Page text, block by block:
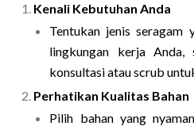
Kenali Kebutuhan Anda
Tentukan jenis seragam
lingkungan kerja
konsultasi atau scrub
Perhatikan Kualitas Bahan
Pilih bahan yang